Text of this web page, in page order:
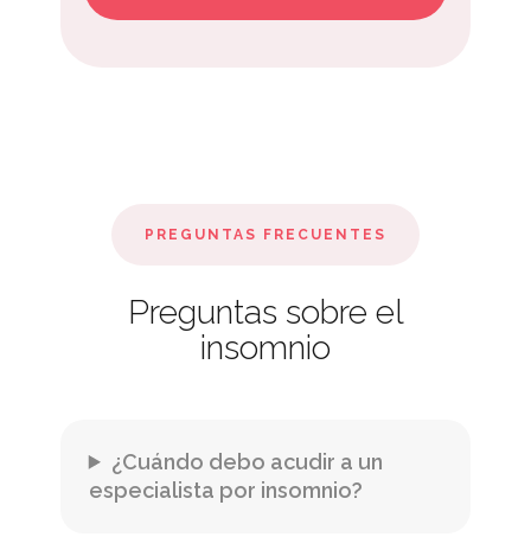
PREGUNTAS FRECUENTES
Preguntas sobre el
insomnio
¿Cuándo debo acudir a un
especialista por insomnio?